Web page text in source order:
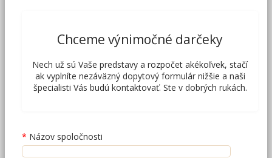
Chceme výnimočné darčeky
Nech už sú Vaše predstavy a rozpočet akékoľvek, stačí
ak vyplníte nezáväzný dopytový formulár nižšie a naši
špecialisti Vás budú kontaktovať. Ste v dobrých rukách.
Názov spoločnosti